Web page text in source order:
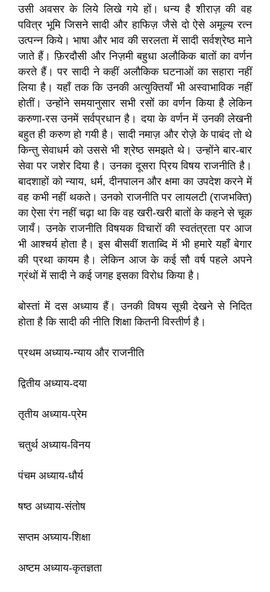
उसी अवसर के लिये लिखे गये हों। धन्‍य है शीराज़ की वह
पवित्र भूमि जिसने सादी और हाफिज़ जैसे दो ऐसे अमूल्य रत्‍न
उत्पन्न किये। भाषा और भाव की सरलता में सादी सर्वश्रेष्ठ माने
जाते हैं। फ़िरदौसी और निज़मी बहुधा अलौकिक बातों का वर्णन
करते हैं। पर सादी ने कहीं अलौकिक घटनाओं का सहारा नहीं
लिया है। यहाँ तक कि उनकी अत्युक्तियॉं भी अस्वाभाविक नहीं
होतीं। उन्होंने समयानुसार सभी रसों का वर्णन किया है लेकिन
करुणा-रस उनमें सर्वप्रधान है। दया के वर्णन में उनकी लेखनी
बहुत ही करुण हो गयी है। सादी नमाज़ और रोज़े के पाबंद तो थे
किन्तु सेवाधर्म को उससे भी श्रेष्ठ समझते थे। उन्होंने बार-बार
सेवा पर जशेर दिया है। उनका दूसरा प्रिय विषय राजनीति है।
बादशाहों को न्याय, धर्म, दीनपालन और क्षमा का उपदेश करने में
वह कभी नहीं थकते। उनको राजनीति पर लायलटी (राजभक्ति)
का ऐसा रंग नहीं चढ़ा था कि वह खरी-खरी बातों के कहने से चूक
जायँ। उनके राजनीति विषयक विचारों की स्वतंत्रता पर आज
भी आश्‍चर्य होता है। इस बीसवीं शताब्दि में भी हमारे यहाँ बेगार
की प्रथा कायम है। लेकिन आज के कई सौ वर्ष पहले अपने
ग्रंथों में सादी ने कई जगह इसका विरोध किया है।
बोस्तां में दस अध्‍याय हैं। उनकी विषय सूची देखने से निदित
होता है कि सादी की नीति शिक्षा कितनी विस्तीर्ण है।
प्रथम अध्‍याय-न्याय और राजनीति
द्वितीय अध्‍याय-दया
तृतीय अध्‍याय-प्रेम
चतुर्थ अध्‍याय-विनय
पंचम अध्‍याय-धौर्य
षष्ठ अध्‍याय-संतोष
सप्तम अघ्याय-शिक्षा
अष्टम अध्‍याय-कृतज्ञता